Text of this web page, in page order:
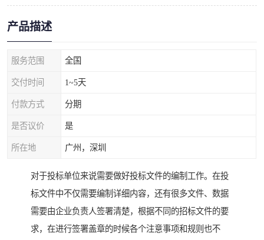
产品描述
服务范围 全国
交付时间 1~5天
付款方式 分期
是否议价 是
所在地 广州，深圳
对于投标单位来说需要做好投标文件的编制工作。在投
标文件中不仅需要编制详细内容，还有很多文件、数据
需要由企业负责人签署清楚，根据不同的招标文件的要
求，在进行签署盖章的时候各个注意事项和规则也不